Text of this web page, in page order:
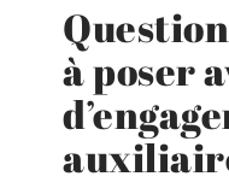
à poser